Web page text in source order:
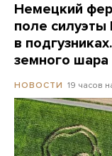
Немецкий
поле силуэты
в
земного шара
НОВОСТИ 19 часов